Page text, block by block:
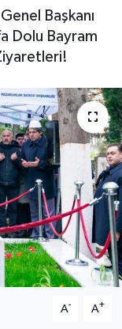
Başkanı
Dolu Bayram
A- A+